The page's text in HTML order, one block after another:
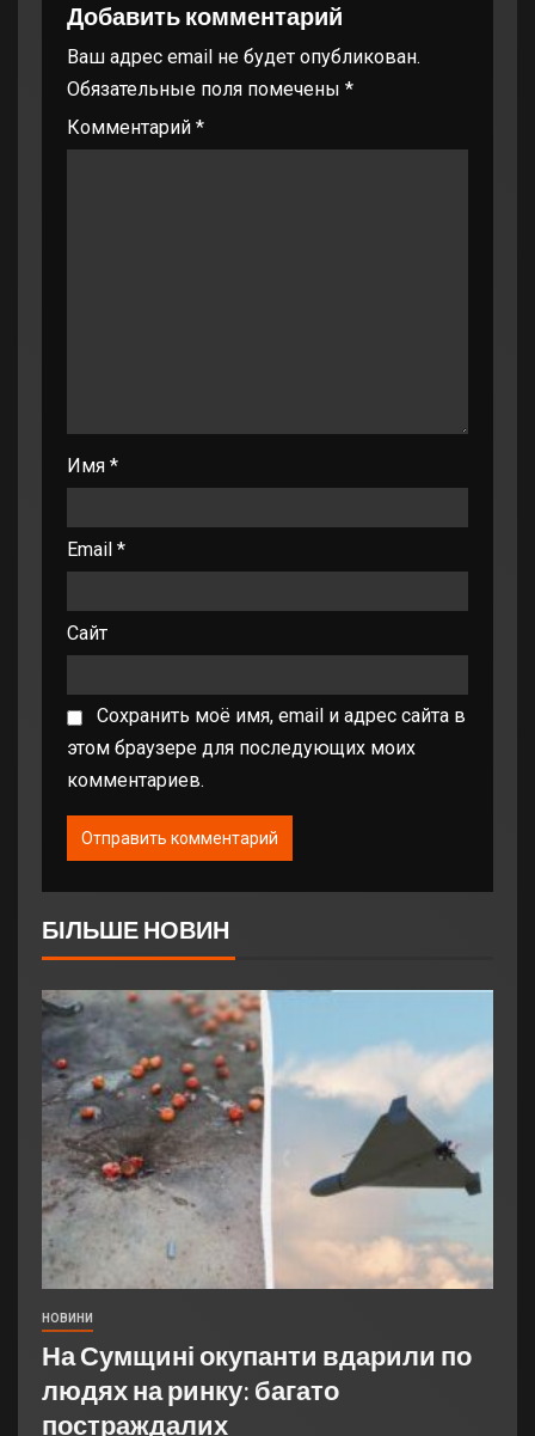
Добавить комментарий
Ваш адрес email не будет опубликован.
Обязательные поля помечены *
Комментарий *
Имя *
Email *
Сайт
Сохранить моё имя, email и адрес сайта в
этом браузере для последующих моих
комментариев.
БІЛЬШЕ НОВИН
НОВИНИ
На Сумщині окупанти вдарили по
людях на ринку: багато
постраждалих